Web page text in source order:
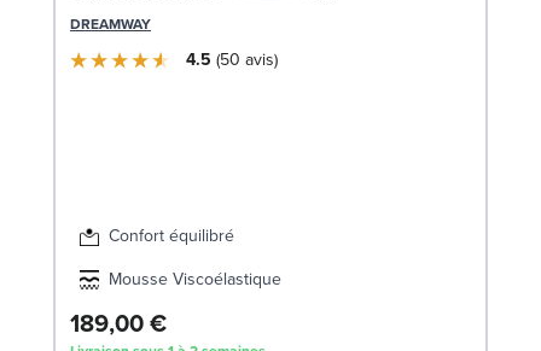
DREAMWAY
4.5 50 avis
Confort équilibré
Mousse Viscoélastique
189,00 €